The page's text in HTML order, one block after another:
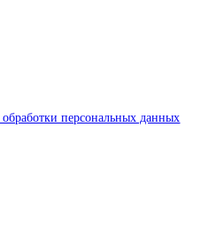
персональных данных